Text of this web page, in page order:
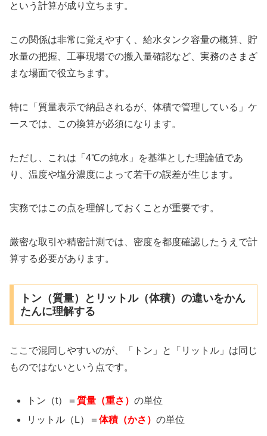
という計算が成り立ちます。
この関係は非常に覚えやすく、給水タンク容量の概算、貯
水量の把握、工事現場での搬入量確認など、実務のさまざ
まな場面で役立ちます。
特に「質量表示で納品されるが、体積で管理している」ケ
ースでは、この換算が必須になります。
ただし、これは「4℃の純水」を基準とした理論値であ
り、温度や塩分濃度によって若干の誤差が生じます。
実務ではこの点を理解しておくことが重要です。
厳密な取引や精密計測では、密度を都度確認したうえで計
算する必要があります。
トン（質量）とリットル（体積）の違いをかん
たんに理解する
ここで混同しやすいのが、「トン」と「リットル」は同じ
ものではないという点です。
トン（t）＝質量（重さ）の単位
リットル（L）＝体積（かさ）の単位